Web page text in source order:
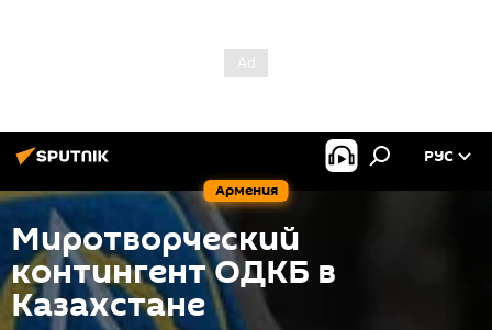
Армения
РУС
Миротворческий
контингент ОДКБ в
Казахстане